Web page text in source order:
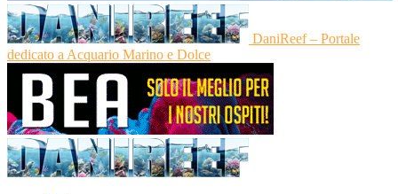
DaniReef – Portale
dedicato a Acquario Marino e Dolce